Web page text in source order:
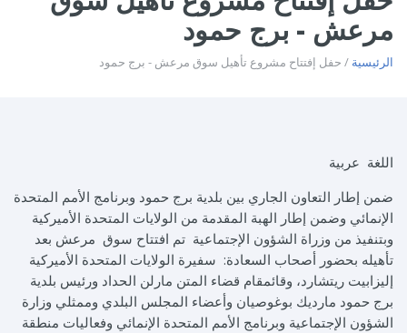
مرعش - برج حمود
الرئيسية / حفل إفتتاح مشروع تأهيل سوق مرعش - برج حمود
‏اللغة ‏ عربية
ضمن إطار التعاون الجاري بين بلدية برج حمود وبرنامج الأمم المتحدة
الإنمائي وضمن إطار الهبة المقدمة من الولايات المتحدة الأميركية
وبتنفيذ من وزراة الشؤون الإجتماعية تم افتتاح سوق مرعش بعد
تأهيله بحضور أصحاب السعادة: سفيرة الولايات المتحدة الأميركية
إليزابيت ريتشارد، وقائمقام قضاء المتن مارلن الحداد ورئيس بلدية
برج حمود مارديك بوغوصيان وأعضاء المجلس البلدي وممثلي وزارة
الشؤون الإجتماعية وبرنامج الأمم المتحدة الإنمائي وفعاليات منطقة